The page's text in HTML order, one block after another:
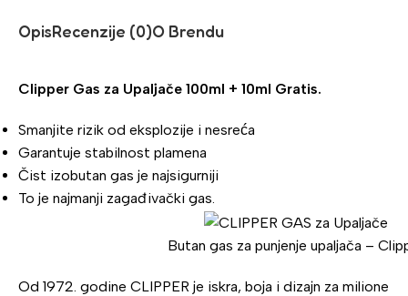
OpisRecenzije (0)O Brendu
Clipper Gas za Upaljače 100ml + 10ml Gratis.
Smanjite rizik od eksplozije i nesreća
Garantuje stabilnost plamena
Čist izobutan gas je najsigurniji
To je najmanji zagađivački gas.
Butan gas za punjenje upaljača –
Od 1972. godine CLIPPER je iskra, boja i dizajn za milione